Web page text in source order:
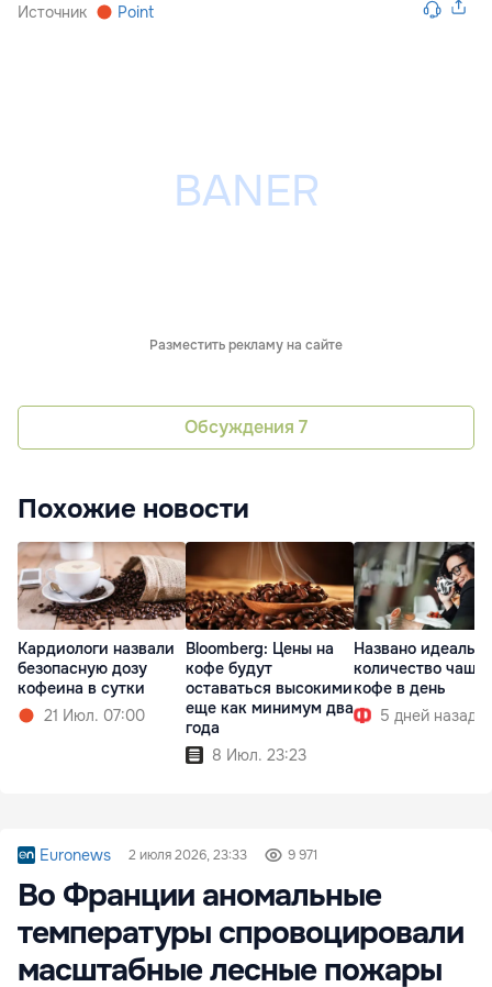
Источник Point
Разместить рекламу на сайте
Обсуждения 7
Похожие новости
Кардиологи назвали
безопасную дозу
кофеина в сутки
21 Июл. 07:00
Bloomberg: Цены на
кофе будут
оставаться высокими
еще как минимум два
года
8 Июл. 23:23
Названо
количество чашек
кофе в день
5 дней назад
Euronews 2 июля 2026, 23:33 9 971
Во Франции аномальные
температуры спровоцировали
масштабные лесные пожары